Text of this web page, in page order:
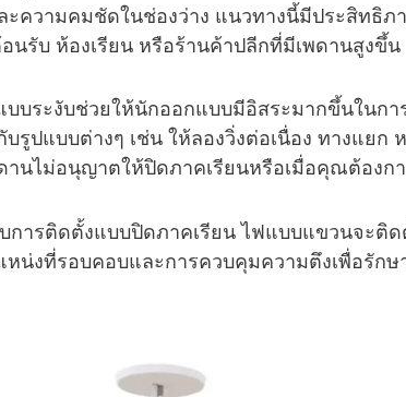
ะความคมชัดในช่องว่าง แนวทางนี้มีประสิทธิภ
นรับ ห้องเรียน หรือร้านค้าปลีกที่มีเพดานสูงขึ้น
บบระงับช่วยให้นักออกแบบมีอิสระมากขึ้นในกา
รูปแบบต่างๆ เช่น ให้ลองวิ่งต่อเนื่อง ทางแยก
ดานไม่อนุญาตให้ปิดภาคเรียนหรือเมื่อคุณต้อง
บการติดตั้งแบบปิดภาคเรียน ไฟแบบแขวนจะติ
หน่งที่รอบคอบและการควบคุมความตึงเพื่อรัก